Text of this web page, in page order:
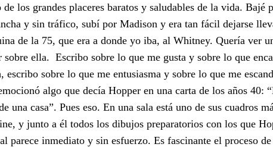
los grandes placeres baratos y saludables de la vida. Bajé
y sin tráfico, subí por Madison y era tan fácil dejarse
de la 75, que era a donde yo iba, al Whitney. Quería ver
ella. Escribo sobre lo que me gusta y sobre lo que
sobre lo que me entusiasma y sobre lo que me
algo que decía Hopper en una carta de los años 40:
una casa”. Pues eso. En una sala está uno de sus cuadros
y junto a él todos los dibujos preparatorios con los que
parece inmediato y sin esfuerzo. Es fascinante el proceso